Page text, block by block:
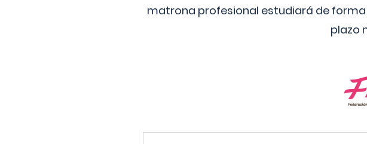
matrona profesional estudiará de
plazo